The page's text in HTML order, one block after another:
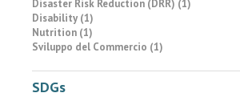
Disaster Risk Reduction (DRR) (1)
Disability (1)
Nutrition (1)
Sviluppo del Commercio (1)
SDGs